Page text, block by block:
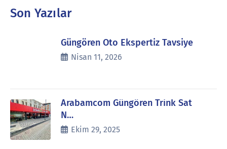
Son Yazılar
Güngören Oto Ekspertiz Tavsiye
Nisan 11, 2026
Arabamcom Güngören Trink Sat
N…
Ekim 29, 2025